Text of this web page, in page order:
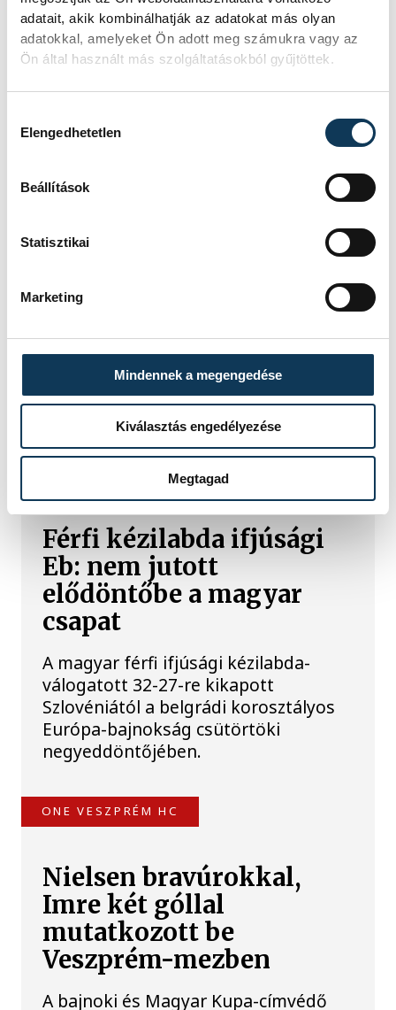
adatait, akik kombinálhatják az adatokat más olyan
adatokkal, amelyeket Ön adott meg számukra vagy az
Ön által használt más szolgáltatásokból gyűjtöttek.
Elengedhetetlen
Beállítások
Statisztikai
Marketing
Mindennek a megengedése
Kiválasztás engedélyezése
Megtagad
TOVÁBBI CIKKEK
Férfi kézilabda ifjúsági
Eb: nem jutott
elődöntőbe a magyar
csapat
A magyar férfi ifjúsági kézilabda-
válogatott 32-27-re kikapott
Szlovéniától a belgrádi korosztályos
Európa-bajnokság csütörtöki
negyeddöntőjében.
ONE VESZPRÉM HC
Nielsen bravúrokkal,
Imre két góllal
mutatkozott be
Veszprém-mezben
A bajnoki és Magyar Kupa-címvédő